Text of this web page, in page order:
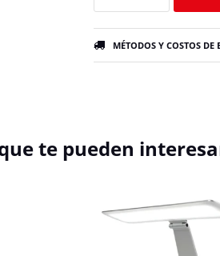
MÉTODOS Y COSTOS DE
te pueden